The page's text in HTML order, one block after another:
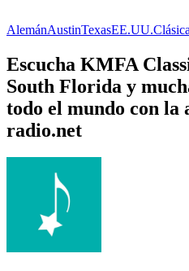
AlemánAustinTexasEE.UU.Clásica
Escucha KMFA
South Florida y
todo el mundo con la
radio.net